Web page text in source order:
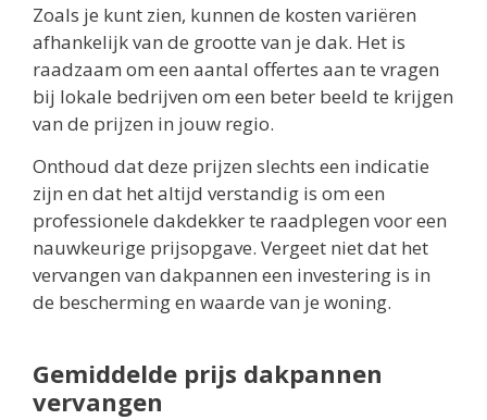
Zoals je kunt zien, kunnen de kosten variëren
afhankelijk van de grootte van je dak. Het is
raadzaam om een aantal offertes aan te vragen
bij lokale bedrijven om een beter beeld te krijgen
van de prijzen in jouw regio.
Onthoud dat deze prijzen slechts een indicatie
zijn en dat het altijd verstandig is om een
professionele dakdekker te raadplegen voor een
nauwkeurige prijsopgave. Vergeet niet dat het
vervangen van dakpannen een investering is in
de bescherming en waarde van je woning.
Gemiddelde prijs dakpannen
vervangen